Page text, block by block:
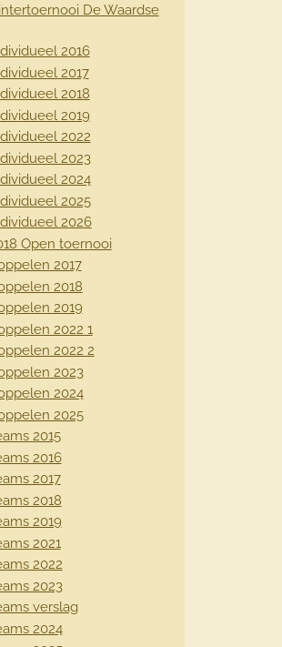
De Waardse
2016
2017
2018
2019
2022
2023
2024
2025
2026
Open toernooi
2017
2018
2019
2022 1
2022 2
2023
2024
2025
2015
2016
2017
2018
2019
2021
2022
2023
verslag
2024